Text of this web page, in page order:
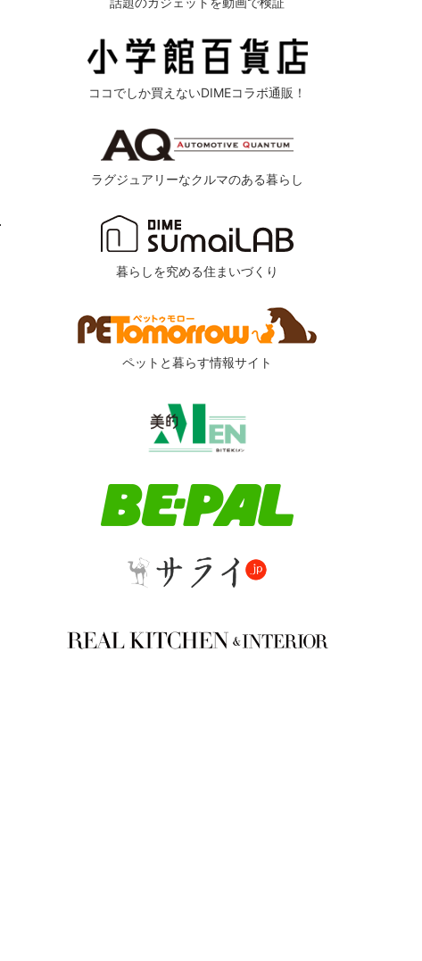
ココでしか買えないDIMEコラボ通販！
ラグジュアリーなクルマのある暮らし
暮らしを究める住まいづくり
ペットと暮らす情報サイト